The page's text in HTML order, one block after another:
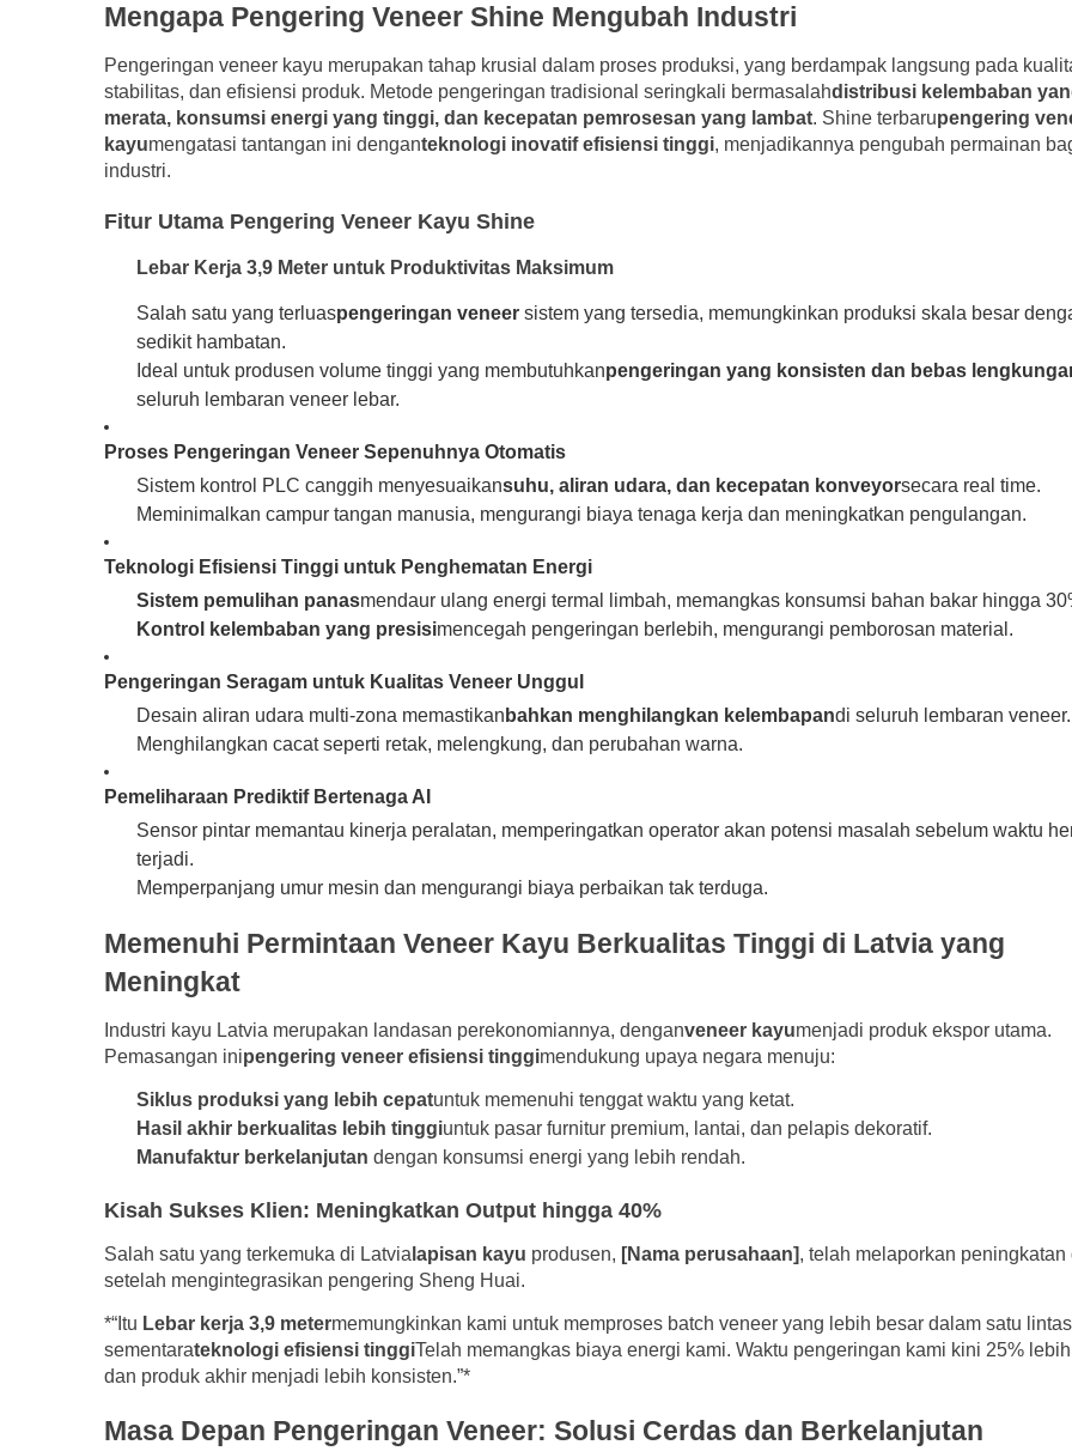
Mengapa Pengering Veneer Shine Mengubah Industri
Pengeringan veneer kayu merupakan tahap krusial dalam proses produksi, yang berdampak langsung pada
stabilitas, dan efisiensi produk. Metode pengeringan tradisional seringkali bermasalahdistribusi kelembaban
merata, konsumsi energi yang tinggi, dan kecepatan pemrosesan yang lambat. Shine terbarupengering
kayumengatasi tantangan ini denganteknologi inovatif efisiensi tinggi, menjadikannya pengubah permainan
industri.
Fitur Utama Pengering Veneer Kayu Shine
Lebar Kerja 3,9 Meter untuk Produktivitas Maksimum
Salah satu yang terluaspengeringan veneer sistem yang tersedia, memungkinkan produksi skala besar
sedikit hambatan.
Ideal untuk produsen volume tinggi yang membutuhkanpengeringan yang konsisten dan bebas
seluruh lembaran veneer lebar.
Proses Pengeringan Veneer Sepenuhnya Otomatis
Sistem kontrol PLC canggih menyesuaikansuhu, aliran udara, dan kecepatan konveyorsecara real time.
Meminimalkan campur tangan manusia, mengurangi biaya tenaga kerja dan meningkatkan pengulangan.
Teknologi Efisiensi Tinggi untuk Penghematan Energi
Sistem pemulihan panasmendaur ulang energi termal limbah, memangkas konsumsi bahan bakar hingga
Kontrol kelembaban yang presisimencegah pengeringan berlebih, mengurangi pemborosan material.
Pengeringan Seragam untuk Kualitas Veneer Unggul
Desain aliran udara multi-zona memastikan bahkan menghilangkan kelembapandi seluruh lembaran veneer.
Menghilangkan cacat seperti retak, melengkung, dan perubahan warna.
Pemeliharaan Prediktif Bertenaga AI
Sensor pintar memantau kinerja peralatan, memperingatkan operator akan potensi masalah sebelum waktu
terjadi.
Memperpanjang umur mesin dan mengurangi biaya perbaikan tak terduga.
Memenuhi Permintaan Veneer Kayu Berkualitas Tinggi di Latvia yang
Meningkat
Industri kayu Latvia merupakan landasan perekonomiannya, denganveneer kayumenjadi produk ekspor utama.
Pemasangan inipengering veneer efisiensi tinggimendukung upaya negara menuju:
Siklus produksi yang lebih cepatuntuk memenuhi tenggat waktu yang ketat.
Hasil akhir berkualitas lebih tinggiuntuk pasar furnitur premium, lantai, dan pelapis dekoratif.
Manufaktur berkelanjutan dengan konsumsi energi yang lebih rendah.
Kisah Sukses Klien: Meningkatkan Output hingga 40%
Salah satu yang terkemuka di Latvia lapisan kayu produsen, [Nama perusahaan], telah melaporkan peningkatan
setelah mengintegrasikan pengering Sheng Huai.
*“Itu Lebar kerja 3,9 metermemungkinkan kami untuk memproses batch veneer yang lebih besar dalam satu
sementarateknologi efisiensi tinggiTelah memangkas biaya energi kami. Waktu pengeringan kami kini 25%
dan produk akhir menjadi lebih konsisten.”*
Masa Depan Pengeringan Veneer: Solusi Cerdas dan Berkelanjutan